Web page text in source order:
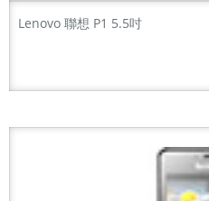
Lenovo 聯想 P1 5.5吋